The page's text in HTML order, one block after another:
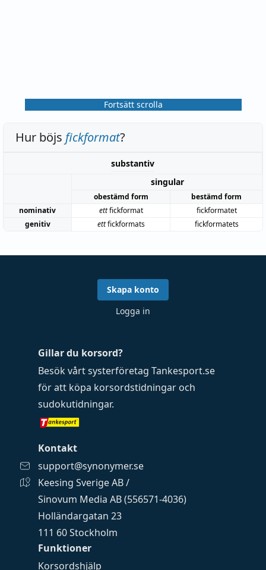
Fortsätt scrolla
Hur böjs fickformat?
substantiv
singular
obestämd form
bestämd form
nominativ
ettfickformat
fickformatet
genitiv
ettfickformats fickformatets
Funktioner
Korsordshjälp
Gillar du korsord?
Besök vårt systerföretag Tankesport.se
för att köpa korsordstidningar och
sudokutidningar.
Kontakt
support@synonymer.se
Keesing Sverige AB /
Sinovum Media AB (556571-4036)
Holländargatan 23
111 60 Stockholm
Skapa konto
Logga in